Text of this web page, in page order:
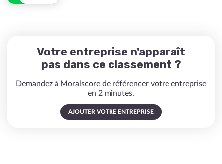
Votre entreprise n'apparaît
pas dans ce classement ?
Demandez à Moralscore de référencer votre entreprise
en 2 minutes.
AJOUTER VOTRE ENTREPRISE